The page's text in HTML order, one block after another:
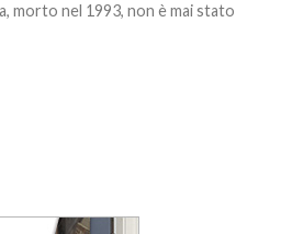
morto nel 1993, non è mai stato